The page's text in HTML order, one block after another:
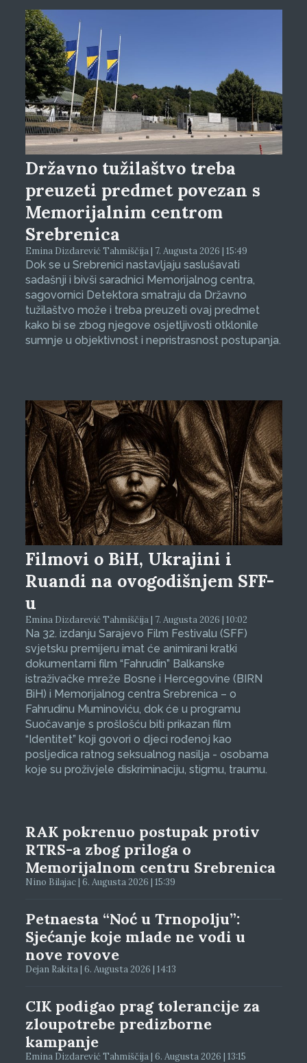
Državno tužilaštvo treba
preuzeti predmet povezan s
Memorijalnim centrom
Srebrenica
Emina Dizdarević Tahmiščija | 7. Augusta 2026 | 15:49
Dok se u Srebrenici nastavljaju saslušavati
sadašnji i bivši saradnici Memorijalnog centra,
sagovornici Detektora smatraju da Državno
tužilaštvo može i treba preuzeti ovaj predmet
kako bi se zbog njegove osjetljivosti otklonile
sumnje u objektivnost i nepristrasnost postupanja.
Filmovi o BiH, Ukrajini i
Ruandi na ovogodišnjem SFF-
u
Emina Dizdarević Tahmiščija | 7. Augusta 2026 | 10:02
Na 32. izdanju Sarajevo Film Festivalu (SFF)
svjetsku premijeru imat će animirani kratki
dokumentarni film “Fahrudin” Balkanske
istraživačke mreže Bosne i Hercegovine (BIRN
BiH) i Memorijalnog centra Srebrenica – o
Fahrudinu Muminoviću, dok će u programu
Suočavanje s prošlošću biti prikazan film
“Identitet” koji govori o djeci rođenoj kao
posljedica ratnog seksualnog nasilja - osobama
koje su proživjele diskriminaciju, stigmu, traumu.
RAK pokrenuo postupak protiv
RTRS-a zbog priloga o
Memorijalnom centru Srebrenica
Nino Bilajac | 6. Augusta 2026 | 15:39
Petnaesta “Noć u Trnopolju”:
Sjećanje koje mlade ne vodi u
nove rovove
Dejan Rakita | 6. Augusta 2026 | 14:13
CIK podigao prag tolerancije za
zloupotrebe predizborne
kampanje
Emina Dizdarević Tahmiščija | 6. Augusta 2026 | 13:15